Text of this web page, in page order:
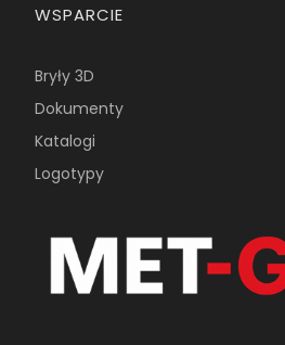
WSPARCIE
Bryły 3D
Dokumenty
Katalogi
Logotypy